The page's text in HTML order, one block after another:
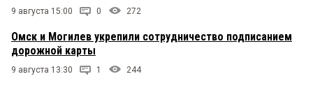
9 августа 15:00 0 272
Омск и Могилев укрепили сотрудничество подписанием
дорожной карты
9 августа 13:30 1 244